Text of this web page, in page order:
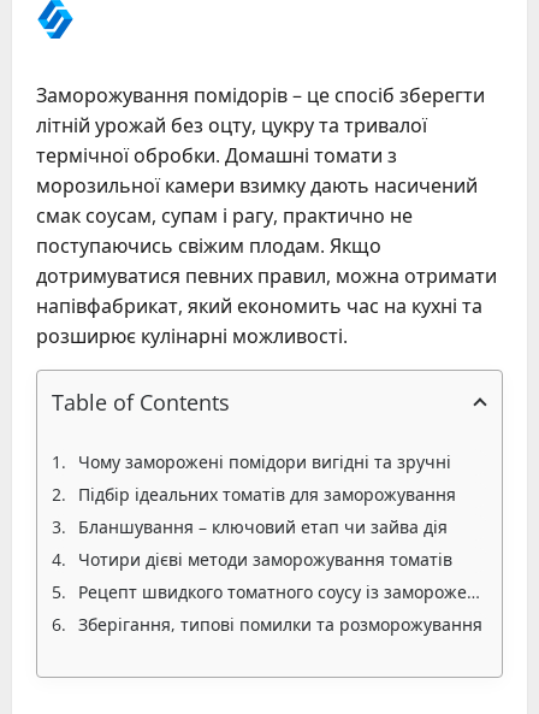
Заморожування помідорів – це спосіб зберегти
літній урожай без оцту, цукру та тривалої
термічної обробки. Домашні томати з
морозильної камери взимку дають насичений
смак соусам, супам і рагу, практично не
поступаючись свіжим плодам. Якщо
дотримуватися певних правил, можна отримати
напівфабрикат, який економить час на кухні та
розширює кулінарні можливості.
Table of Contents
Чому заморожені помідори вигідні та зручні
Підбір ідеальних томатів для заморожування
Бланшування – ключовий етап чи зайва дія
Чотири дієві методи заморожування томатів
Рецепт швидкого томатного соусу із заморожених помідорів
Зберігання, типові помилки та розморожування